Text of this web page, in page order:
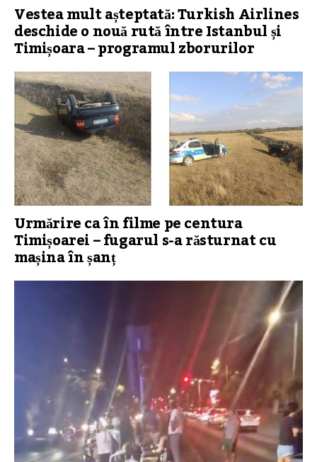
Vestea mult așteptată: Turkish Airlines
deschide o nouă rută între Istanbul și
Timișoara – programul zborurilor
Urmărire ca în filme pe centura
Timișoarei – fugarul s-a răsturnat cu
mașina în șanț